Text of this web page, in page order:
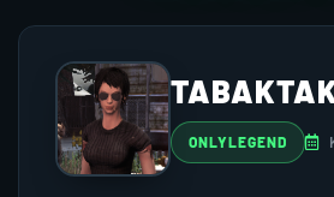
ONLYLEGEND